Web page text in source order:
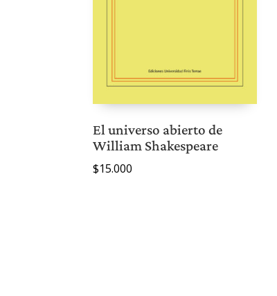
El universo abierto de
William Shakespeare
$15.000